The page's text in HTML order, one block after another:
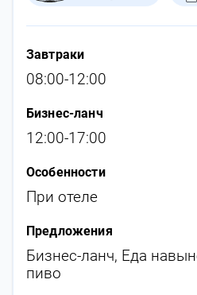
Завтраки
08:00-12:00
Бизнес-ланч
12:00-17:00
Особенности
При отеле
Предложения
Бизнес-ланч, Еда
пиво